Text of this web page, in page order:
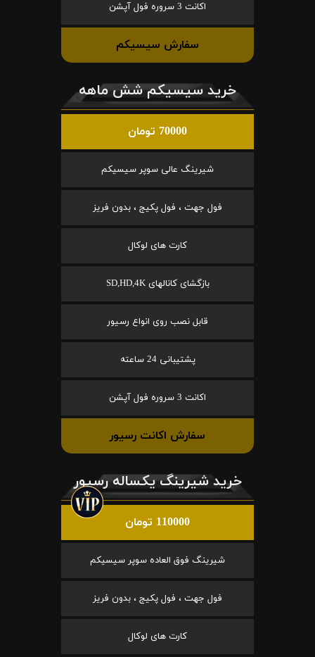
اکانت 3 سروره فول آپشن
سفارش سیسیکم
خرید سیسیکم شش ماهه
70000 تومان
شیرینگ عالی سوپر سیسیکم
فول جهت ، فول پکیج ، بدون فریز
کارت های لوکال
بازگشای کانالهای SD,HD,4K
قابل نصب روی انواع رسیور
پشتیبانی 24 ساعته
اکانت 3 سروره فول آپشن
سفارش اکانت رسیور
خرید شیرینگ یکساله رسیور
110000 تومان
شیرینگ فوق العاده سوپر سیسیکم
فول جهت ، فول پکیج ، بدون فریز
کارت های لوکال